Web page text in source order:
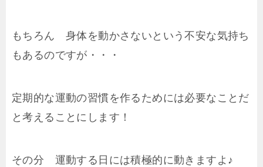
もちろん 身体を動かさないという不安な気持ち
もあるのですが・・・
定期的な運動の習慣を作るためには必要なことだ
と考えることにします！
その分 運動する日には積極的に動きますよ♪